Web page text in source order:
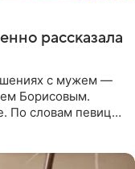
рассказала
с мужем —
Борисовым.
По словам певицы,